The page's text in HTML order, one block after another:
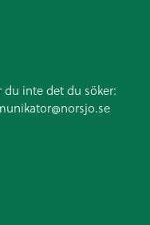
inte det du söker: